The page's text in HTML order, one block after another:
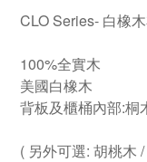
CLO Series- 白橡
100%全實木
美國白橡木
背板及櫃桶內部:桐
( 另外可選: 胡桃木